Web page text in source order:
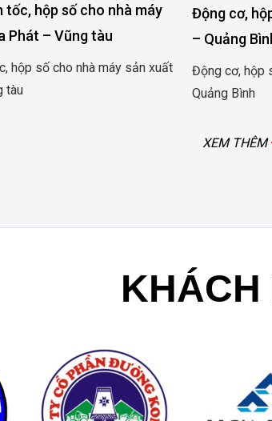
Đặc điểm của motor
tốc, hộp số cho nhà máy
Phát – Vũng tàu
hộp số cho nhà máy sản xuất
tàu
Động cơ,
– Quảng
Động cơ, hộp
Quảng Bình
XEM THÊM
KHÁCH